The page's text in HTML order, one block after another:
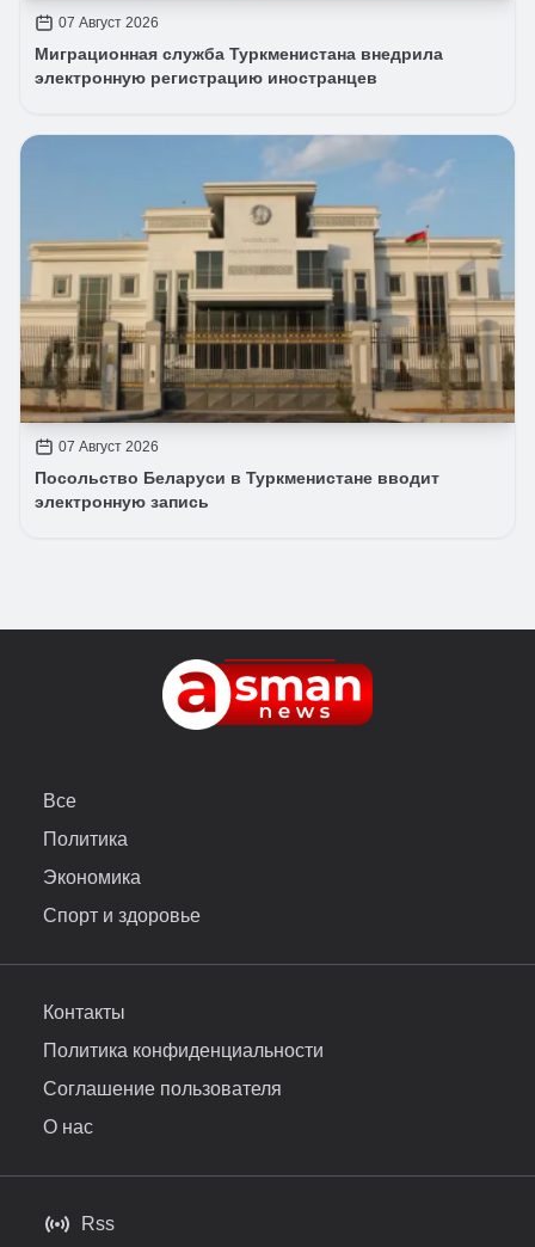
07 Август 2026
Миграционная служба Туркменистана внедрила
электронную регистрацию иностранцев
07 Август 2026
Посольство Беларуси в Туркменистане вводит
электронную запись
Все
Политика
Экономика
Спорт и здоровье
Контакты
Политика конфиденциальности
Соглашение пользователя
О нас
Rss